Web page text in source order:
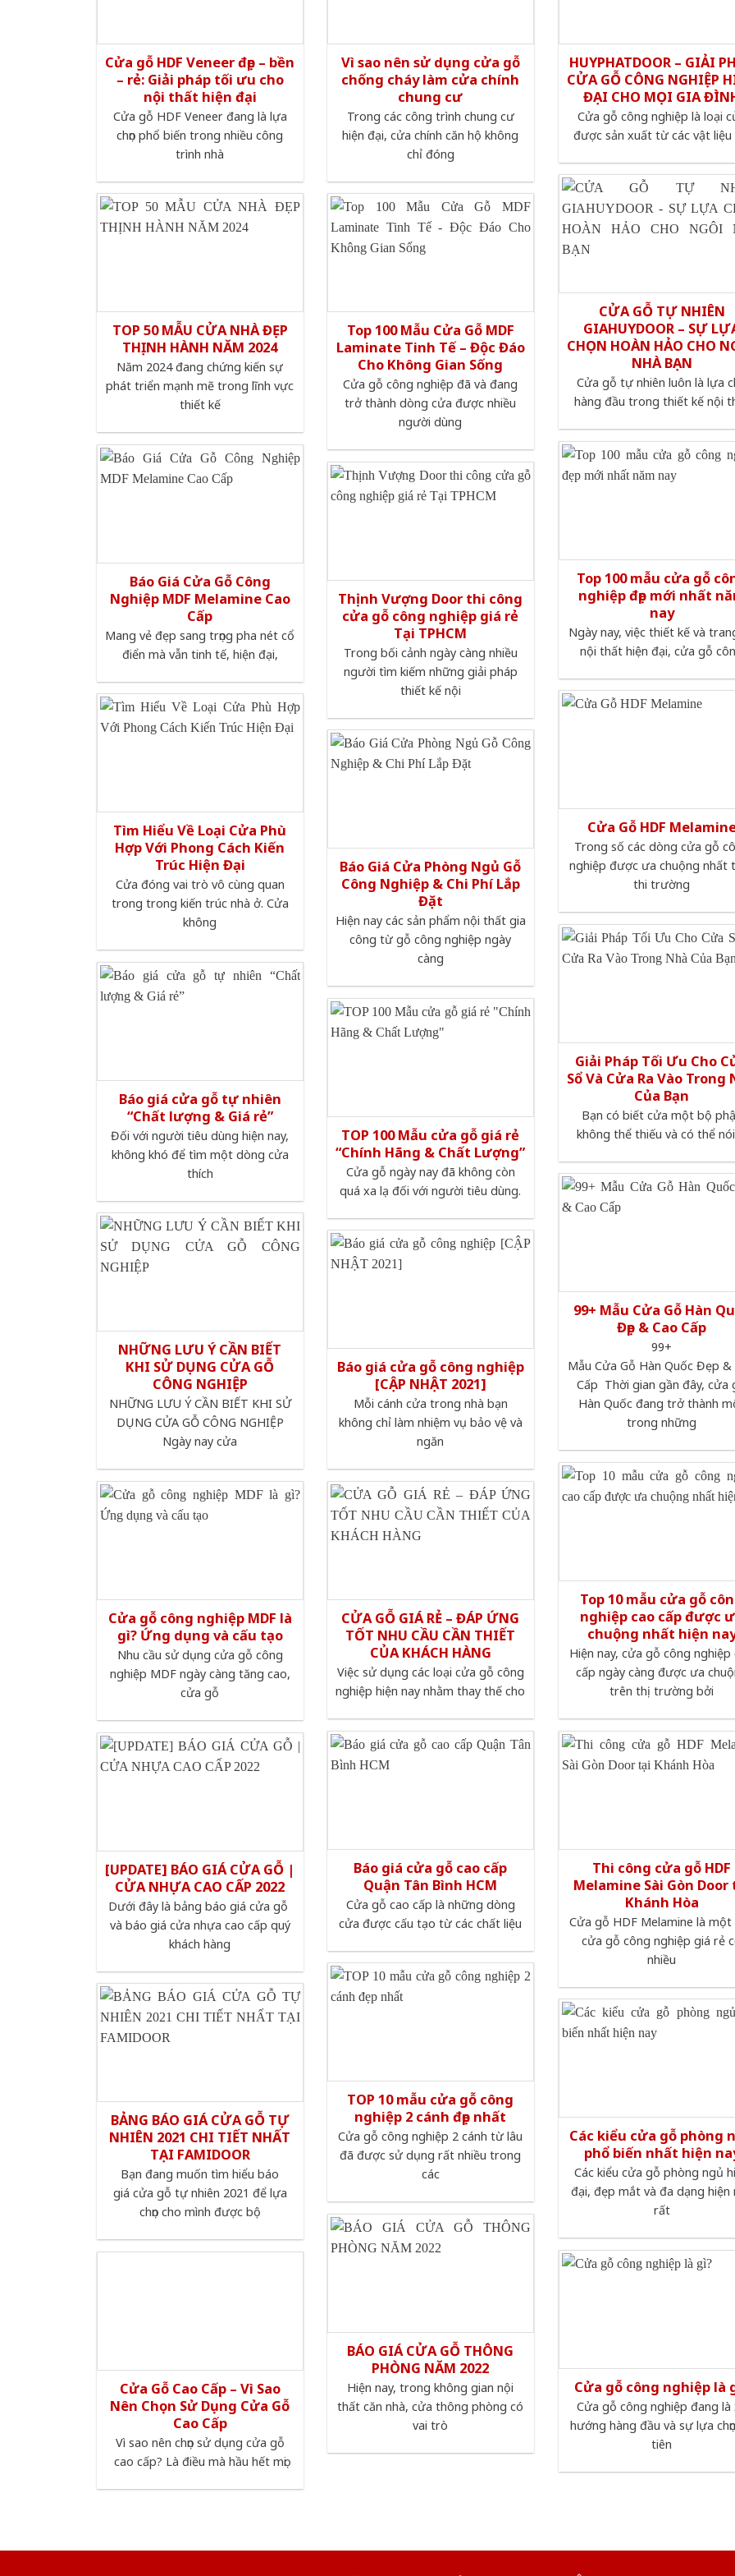
Cửa gỗ HDF Veneer đẹp – bền
– rẻ: Giải pháp tối ưu cho
nội thất hiện đại
Cửa gỗ HDF Veneer đang là lựa
chọn phổ biến trong nhiều công
trình nhà
Vì sao nên sử dụng cửa gỗ
chống cháy làm cửa chính
chung cư
Trong các công trình chung cư
hiện đại, cửa chính căn hộ không
chỉ đóng
HUYPHATDOOR – GIẢI
CỬA GỖ CÔNG NGHIỆP
ĐẠI CHO MỌI GIA
Cửa gỗ công nghiệp là loại
được sản xuất từ các vật liệu
CỬA GỖ TỰ NHIÊN
GIAHUYDOOR – SỰ
CHỌN HOÀN HẢO CHO
NHÀ BẠN
Cửa gỗ tự nhiên luôn là lựa
hàng đầu trong thiết kế nội
TOP 50 MẪU CỬA NHÀ ĐẸP
THỊNH HÀNH NĂM 2024
Năm 2024 đang chứng kiến sự
phát triển mạnh mẽ trong lĩnh vực
thiết kế
Top 100 Mẫu Cửa Gỗ MDF
Laminate Tinh Tế – Độc Đáo
Cho Không Gian Sống
Cửa gỗ công nghiệp đã và đang
trở thành dòng cửa được nhiều
người dùng
Top 100 mẫu cửa gỗ
nghiệp đẹp mới nhất
nay
Ngày nay, việc thiết kế và
nội thất hiện đại, cửa gỗ
Báo Giá Cửa Gỗ Công
Nghiệp MDF Melamine Cao
Cấp
Mang vẻ đẹp sang trọng pha nét cổ
điển mà vẫn tinh tế, hiện đại,
Thịnh Vượng Door thi công
cửa gỗ công nghiệp giá rẻ
Tại TPHCM
Trong bối cảnh ngày càng nhiều
người tìm kiếm những giải pháp
thiết kế nội
Cửa Gỗ HDF
Trong số các dòng cửa gỗ
nghiệp được ưa chuộng nhất
thi trường
Tìm Hiểu Về Loại Cửa Phù
Hợp Với Phong Cách Kiến
Trúc Hiện Đại
Cửa đóng vai trò vô cùng quan
trong trong kiến trúc nhà ở. Cửa
không
Báo Giá Cửa Phòng Ngủ Gỗ
Công Nghiệp & Chi Phí Lắp
Đặt
Hiện nay các sản phẩm nội thất gia
công từ gỗ công nghiệp ngày
càng
Giải Pháp Tối Ưu Cho
Sổ Và Cửa Ra Vào Trong
Của Bạn
Bạn có biết cửa một bộ
không thể thiếu và có thể
Báo giá cửa gỗ tự nhiên
“Chất lượng & Giá rẻ”
Đối với người tiêu dùng hiện nay,
không khó để tìm một dòng cửa
thích
TOP 100 Mẫu cửa gỗ giá rẻ
“Chính Hãng & Chất Lượng”
Cửa gỗ ngày nay đã không còn
quá xa lạ đối với người tiêu dùng.
99+ Mẫu Cửa Gỗ Hàn
Đẹp & Cao Cấp
99+
Mẫu Cửa Gỗ Hàn Quốc Đẹp &
Cấp Thời gian gần đây, cửa
Hàn Quốc đang trở thành
trong những
NHỮNG LƯU Ý CẦN BIẾT
KHI SỬ DỤNG CỬA GỖ
CÔNG NGHIỆP
NHỮNG LƯU Ý CẦN BIẾT KHI SỬ
DỤNG CỬA GỖ CÔNG NGHIỆP
Ngày nay cửa
Báo giá cửa gỗ công nghiệp
[CẬP NHẬT 2021]
Mỗi cánh cửa trong nhà bạn
không chỉ làm nhiệm vụ bảo vệ và
ngăn
Top 10 mẫu cửa gỗ
nghiệp cao cấp được
chuộng nhất hiện
Hiện nay, cửa gỗ công nghiệp
cấp ngày càng được ưa
trên thị trường bởi
Cửa gỗ công nghiệp MDF là
gì? Ứng dụng và cấu tạo
Nhu cầu sử dụng cửa gỗ công
nghiệp MDF ngày càng tăng cao,
cửa gỗ
CỬA GỖ GIÁ RẺ – ĐÁP ỨNG
TỐT NHU CẦU CẦN THIẾT
CỦA KHÁCH HÀNG
Việc sử dụng các loại cửa gỗ công
nghiệp hiện nay nhằm thay thế cho
Báo giá cửa gỗ cao cấp
Quận Tân Bình HCM
Cửa gỗ cao cấp là những dòng
cửa được cấu tạo từ các chất liệu
Thi công cửa gỗ HDF
Melamine Sài Gòn Door
Khánh Hòa
Cửa gỗ HDF Melamine là một
cửa gỗ công nghiệp giá rẻ
nhiều
[UPDATE] BÁO GIÁ CỬA GỖ |
CỬA NHỰA CAO CẤP 2022
Dưới đây là bảng báo giá cửa gỗ
và báo giá cửa nhựa cao cấp quý
khách hàng
TOP 10 mẫu cửa gỗ công
nghiệp 2 cánh đẹp nhất
Cửa gỗ công nghiệp 2 cánh từ lâu
đã được sử dụng rất nhiều trong
các
BẢNG BÁO GIÁ CỬA GỖ TỰ
NHIÊN 2021 CHI TIẾT NHẤT
TẠI FAMIDOOR
Bạn đang muốn tìm hiểu báo
giá cửa gỗ tự nhiên 2021 để lựa
chọn cho mình được bộ
Các kiểu cửa gỗ phòng
phổ biến nhất hiện
Các kiểu cửa gỗ phòng ngủ
đại, đẹp mắt và đa dạng hiện
rất
BÁO GIÁ CỬA GỖ THÔNG
PHÒNG NĂM 2022
Hiện nay, trong không gian nội
thất căn nhà, cửa thông phòng có
vai trò
Cửa gỗ công nghiệp là
Cửa gỗ công nghiệp đang là
hướng hàng đầu và sự lựa
tiên
Cửa Gỗ Cao Cấp – Vì Sao
Nên Chọn Sử Dụng Cửa Gỗ
Cao Cấp
Vì sao nên chọn sử dụng cửa gỗ
cao cấp? Là điều mà hầu hết mọi